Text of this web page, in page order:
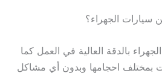
سيارات الجهراء؟
بالدقة العالية في العمل كما
بمختلف احجامها وبدون أي مشاكل